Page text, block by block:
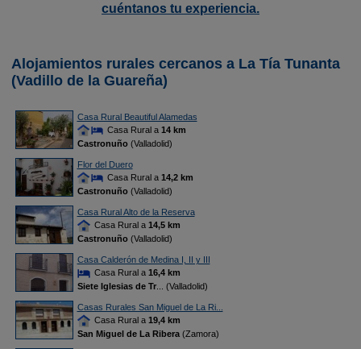
cuéntanos tu experiencia.
Alojamientos rurales cercanos a La Tía Tunanta
(Vadillo de la Guareña)
Casa Rural Beautiful Alamedas
Casa Rural a 14 km
Castronuño(Valladolid)
Flor del Duero
Casa Rural a 14,2 km
Castronuño(Valladolid)
Casa Rural Alto de la Reserva
Casa Rural a 14,5 km
Castronuño(Valladolid)
Casa Calderón de Medina I, II y III
Casa Rural a 16,4 km
Siete Iglesias de Tr... (Valladolid)
Casas Rurales San Miguel de La Ri...
Casa Rural a 19,4 km
San Miguel de La Ribera(Zamora)